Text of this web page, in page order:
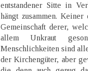
entstandener Sitte in
hängt zusammen.
Gemeinschaft derer,
allem Unkraut
Menschlichkeiten sind
der Kirchengüter, aber